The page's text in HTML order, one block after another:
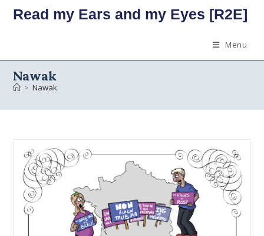
Read my Ears and my Eyes [R2E]
Menu
Nawak
> Nawak